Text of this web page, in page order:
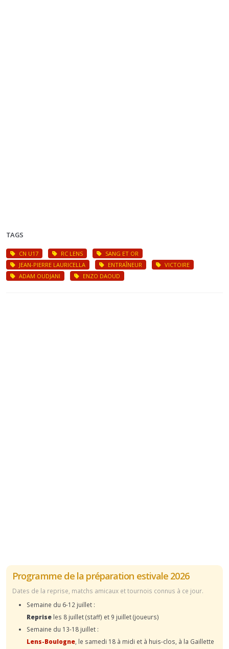
TAGS
CN U17 RC LENS
SANG ET OR
JEAN-PIERRE LAURICELLA
ENTRAÎNEUR
VICTOIRE
ADAM OUDJANI
ENZO DAOUD
Programme de la préparation estivale 2026
Dates de la reprise, matchs amicaux et tournois connus à ce jour.
Semaine du 6-12 juillet :
Reprise les 8 juillet (staff) et 9 juillet (joueurs)
Semaine du 13-18 juillet :
Lens-Boulogne , le samedi 18 à midi et à huis-clos, à la Gaillette